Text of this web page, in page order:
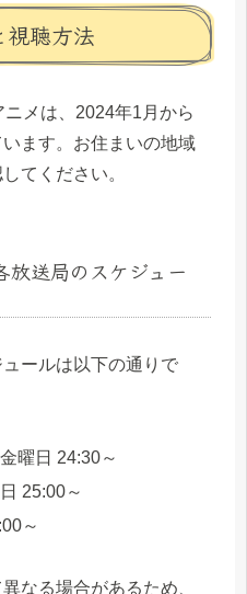
視聴方法
ニメは、2024年1月から
ます。お住まいの地域
てください。
送局のスケジュー
ールは以下の通りで
曜日 24:30～
25:00～
～
なる場合があるため、